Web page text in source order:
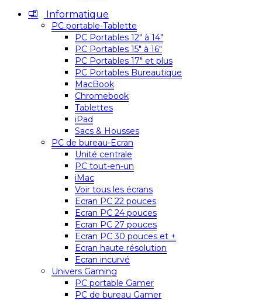
Informatique
PC portable-Tablette
PC Portables 12″ à 14″
PC Portables 15″ à 16″
PC Portables 17″ et plus
PC Portables Bureautique
MacBook
Chromebook
Tablettes
iPad
Sacs & Housses
PC de bureau-Ecran
Unité centrale
PC tout-en-un
iMac
Voir tous les écrans
Ecran PC 22 pouces
Ecran PC 24 pouces
Ecran PC 27 pouces
Ecran PC 30 pouces et +
Ecran haute résolution
Ecran incurvé
Univers Gaming
PC portable Gamer
PC de bureau Gamer